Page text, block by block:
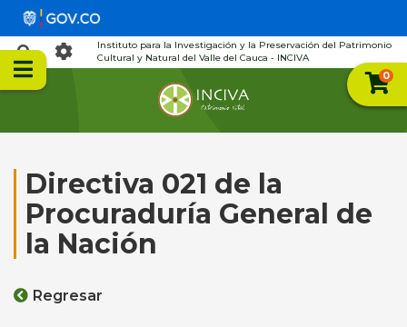
Instituto para la Investigación y la Preservación del Patrimonio
Cultural y Natural del Valle del Cauca - INCIVA
0
Directiva 021 de la
Procuraduría General de
la Nación
Regresar